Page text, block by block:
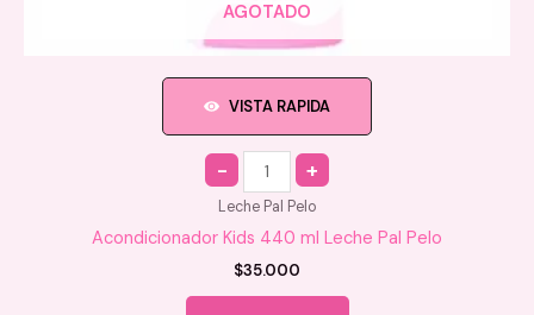
AGOTADO
VISTA RAPIDA
Quantity
Leche Pal Pelo
Acondicionador Kids 440 ml Leche Pal Pelo
$35.000